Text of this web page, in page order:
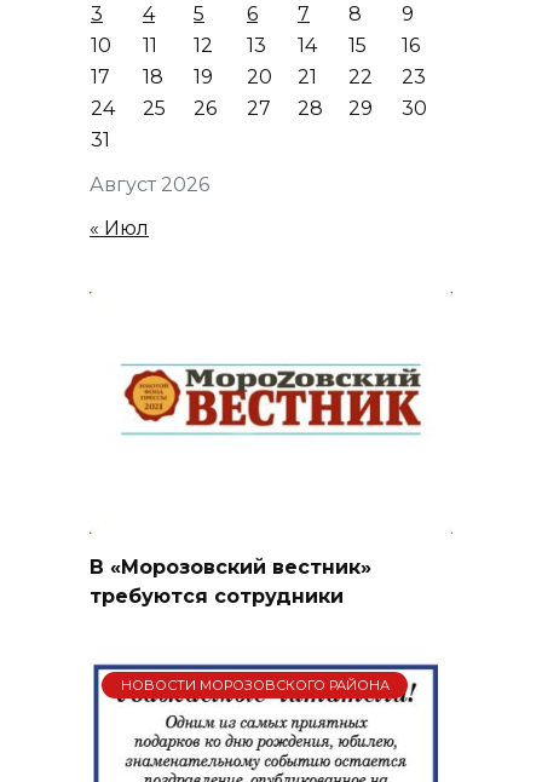
Август 2026
3
4 5 6 7 8
9
10
11 12 13 14 15
16
17
18 19 20 21 22
23
24
25 26 27 28 29
30
31
« Июл
В «Морозовский вестник»
требуются сотрудники
НОВОСТИ МОРОЗОВСКОГО РАЙОНА